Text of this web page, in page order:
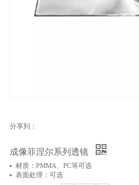
分享到：
成像菲涅尔系列透镜
材质：PMMA、PC等可选
表面处理： 可选